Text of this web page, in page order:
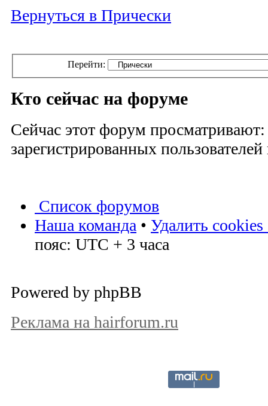
Вернуться в Прически
Перейти:
Кто сейчас на форуме
Сейчас этот форум просматривают:
зарегистрированных
Список форумов
Наша команда • Удалить
пояс: UTC + 3 часа
Powered by phpBB
Реклама на hairforum.ru